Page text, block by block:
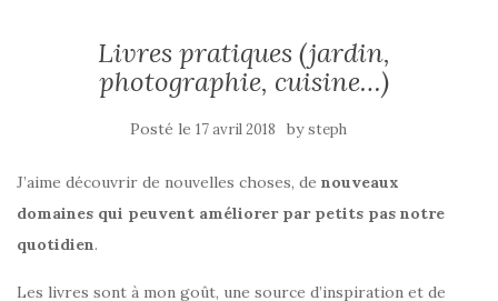
Livres pratiques (jardin,
photographie, cuisine…)
Posté le 17 avril 2018 bysteph
J’aime découvrir de nouvelles choses, de nouveaux
domaines qui peuvent améliorer par petits pas notre
quotidien.
Les livres sont à mon goût, une source d’inspiration et de